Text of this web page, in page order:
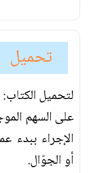
تحميل
لتحميل الكتاب:
على السهم
الإجراء ببدء
أو الجوّال.